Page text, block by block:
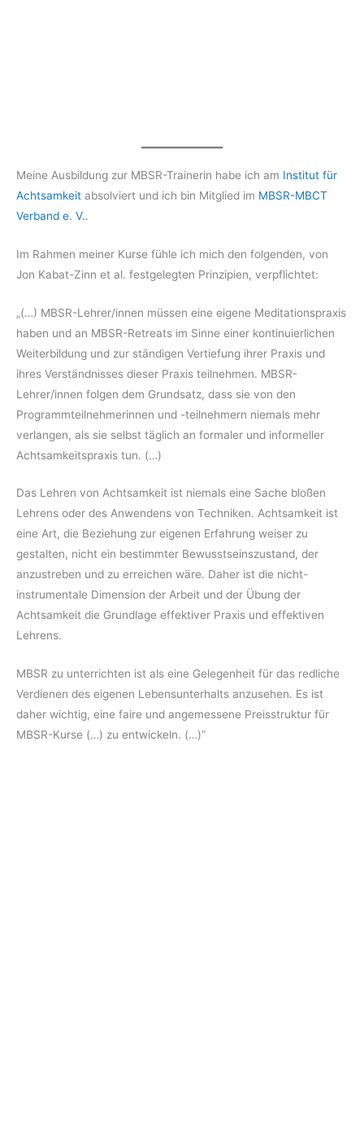
Meine Ausbildung zur MBSR-Trainerin habe ich am Institut für
Achtsamkeit absolviert und ich bin Mitglied im MBSR-MBCT
Verband e. V..
Im Rahmen meiner Kurse fühle ich mich den folgenden, von
Jon Kabat-Zinn et al. festgelegten Prinzipien, verpflichtet:
„(…) MBSR-Lehrer/innen müssen eine eigene Meditationspraxis
haben und an MBSR-Retreats im Sinne einer kontinuierlichen
Weiterbildung und zur ständigen Vertiefung ihrer Praxis und
ihres Verständnisses dieser Praxis teilnehmen. MBSR-
Lehrer/innen folgen dem Grundsatz, dass sie von den
Programmteilnehmerinnen und -teilnehmern niemals mehr
verlangen, als sie selbst täglich an formaler und informeller
Achtsamkeitspraxis tun. (…)
Das Lehren von Achtsamkeit ist niemals eine Sache bloßen
Lehrens oder des Anwendens von Techniken. Achtsamkeit ist
eine Art, die Beziehung zur eigenen Erfahrung weiser zu
gestalten, nicht ein bestimmter Bewusstseinszustand, der
anzustreben und zu erreichen wäre. Daher ist die nicht-
instrumentale Dimension der Arbeit und der Übung der
Achtsamkeit die Grundlage effektiver Praxis und effektiven
Lehrens.
MBSR zu unterrichten ist als eine Gelegenheit für das redliche
Verdienen des eigenen Lebensunterhalts anzusehen. Es ist
daher wichtig, eine faire und angemessene Preisstruktur für
MBSR-Kurse (…) zu entwickeln. (…)“